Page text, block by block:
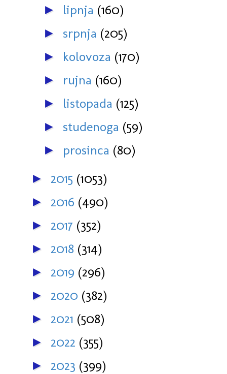
► lipnja (160)
► srpnja (205)
► kolovoza (170)
► rujna (160)
► listopada (125)
► studenoga (59)
► prosinca (80)
► 2015 (1053)
► 2016 (490)
► 2017 (352)
► 2018 (314)
► 2019 (296)
► 2020 (382)
► 2021 (508)
► 2022 (355)
► 2023 (399)